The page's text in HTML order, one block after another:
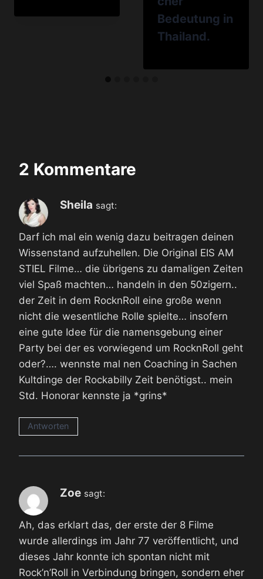
Bedeutung in
Thailand.
2 Kommentare
Sheila sagt:
Darf ich mal ein wenig dazu beitragen deinen
Wissenstand aufzuhellen. Die Original EIS AM
STIEL Filme… die übrigens zu damaligen Zeiten
viel Spaß machten… handeln in den 50zigern..
der Zeit in dem RocknRoll eine große wenn
nicht die wesentliche Rolle spielte… insofern
eine gute Idee für die namensgebung einer
Party bei der es vorwiegend um RocknRoll geht
oder?…. wennste mal nen Coaching in Sachen
Kultdinge der Rockabilly Zeit benötigst.. mein
Std. Honorar kennste ja *grins*
Antworten
Zoe sagt:
Ah, das erklart das, der erste der 8 Filme
wurde allerdings im Jahr 77 veröffentlicht, und
dieses Jahr konnte ich spontan nicht mit
Rock’n’Roll in Verbindung bringen, sondern eher